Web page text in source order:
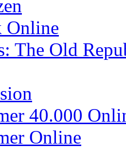
Online
The Old
40.000
Online